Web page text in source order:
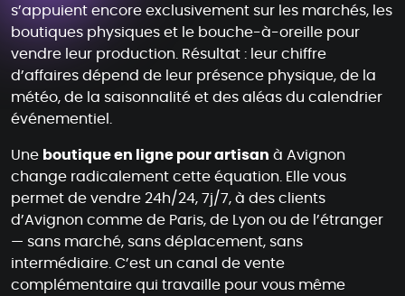
s’appuient encore exclusivement sur les marchés, les
boutiques physiques et le bouche-à-oreille pour
vendre leur production. Résultat : leur chiffre
d’affaires dépend de leur présence physique, de la
météo, de la saisonnalité et des aléas du calendrier
événementiel.
Une boutique en ligne pour artisan à Avignon
change radicalement cette équation. Elle vous
permet de vendre 24h/24, 7j/7, à des clients
d’Avignon comme de Paris, de Lyon ou de l’étranger
— sans marché, sans déplacement, sans
intermédiaire. C’est un canal de vente
complémentaire qui travaille pour vous même